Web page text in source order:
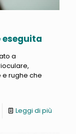
eseguita
a
rughe che
Leggi di più